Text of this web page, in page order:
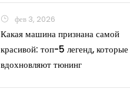
фев 3, 2026
Какая машина признана самой
красивой: топ-5 легенд, которые
вдохновляют тюнинг